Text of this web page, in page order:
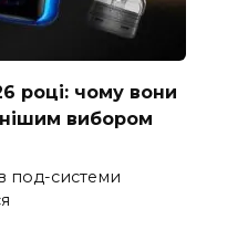
році: чому вони
вибором
под-системи